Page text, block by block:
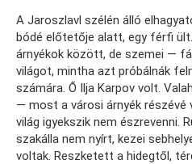
A Jaroszlavl szélén álló
bódé előtetője alatt, egy férfi
árnyékok között, de szemei —
világot, mintha azt próbálnák
számára. Ő Ilja Karpov volt.
— most a városi árnyék részévé
világ igyekszik nem észrevenni.
szakálla nem nyírt, kezei
voltak. Reszketett a hidegtől,